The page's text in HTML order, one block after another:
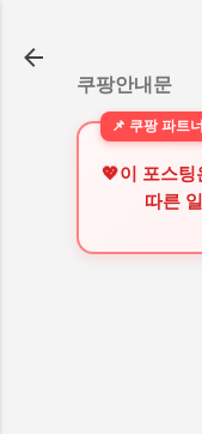
쿠팡안내문
💖이 포스팅
따른